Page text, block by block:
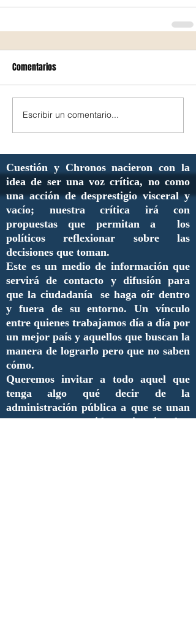
Comentarios
Escribir un comentario...
Cuestión y Chronos nacieron con la
idea de ser una voz crítica, no como
una acción de desprestigio visceral y
vacío; nuestra crítica irá con
propuestas que permitan a los
políticos reflexionar sobre las
decisiones que toman.
Este es un medio de información que
servirá de contacto y difusión para
que la ciudadanía se haga oír dentro
y fuera de su entorno. Un vínculo
entre quienes trabajamos día a día por
un mejor país y aquellos que buscan la
manera de lograrlo pero que no saben
cómo.
Queremos invitar a todo aquel que
tenga algo qué decir de la
administración pública a que se unan
y aporten sus ideas, inquietudes,